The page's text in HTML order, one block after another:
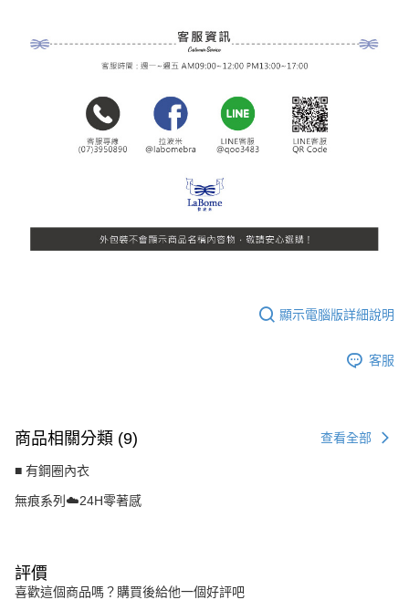
顯示電腦版詳細說明
客服
商品相關分類 (9) 查看全部
■ 有鋼圈內衣
無痕系列☁️24H零著感
評價
喜歡這個商品嗎？購買後給他一個好評吧